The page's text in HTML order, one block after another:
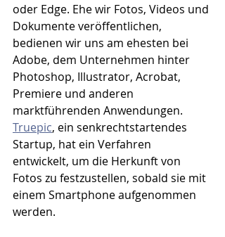
oder Edge. Ehe wir Fotos, Videos und
Dokumente veröffentlichen,
bedienen wir uns am ehesten bei
Adobe, dem Unternehmen hinter
Photoshop, Illustrator, Acrobat,
Premiere und anderen
marktführenden Anwendungen.
Truepic, ein senkrechtstartendes
Startup, hat ein Verfahren
entwickelt, um die Herkunft von
Fotos zu festzustellen, sobald sie mit
einem Smartphone aufgenommen
werden.